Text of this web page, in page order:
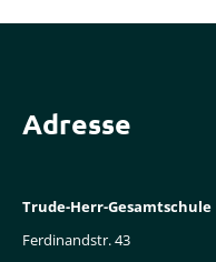
Adresse
Trude-Herr-Gesamtschule
Ferdinandstr. 43